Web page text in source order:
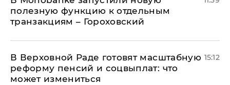
полезную функцию к отдельным
транзакциям – Гороховский
В Верховной Раде готовят масштабную
реформу пенсий и соцвыплат: что
может измениться
15:12